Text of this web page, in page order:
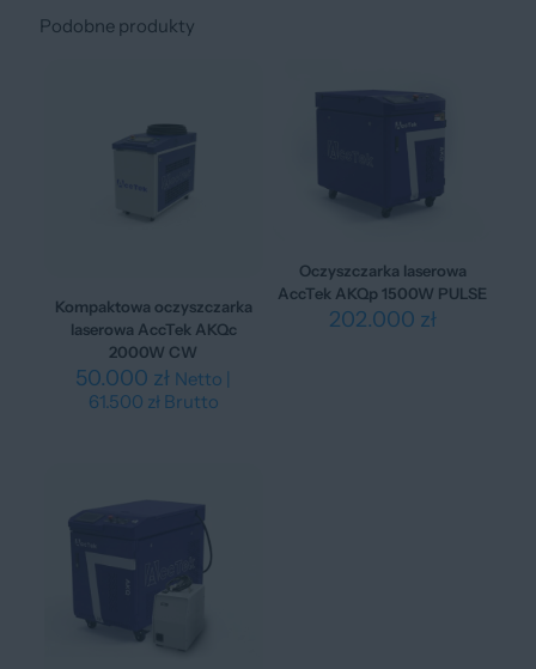
Podobne produkty
Kompaktowa oczyszczarka
laserowa AccTek AKQc
2000W CW
50.000 zł Netto |
61.500 złBrutto
Oczyszczarka laserowa
AccTek AKQp 1500W PULSE
202.000 zł